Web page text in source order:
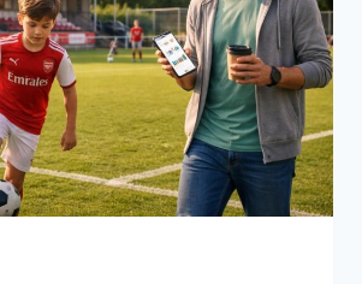
EXPOSITIONS,
MUSÉES
ET
FESTIVALS
D’ART
CONTEMPORAIN